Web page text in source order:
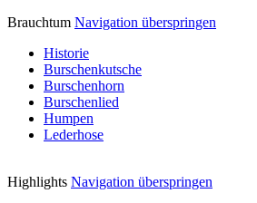
Brauchtum Navigation überspringen
Historie
Burschenkutsche
Burschenhorn
Burschenlied
Humpen
Lederhose
Highlights Navigation überspringen